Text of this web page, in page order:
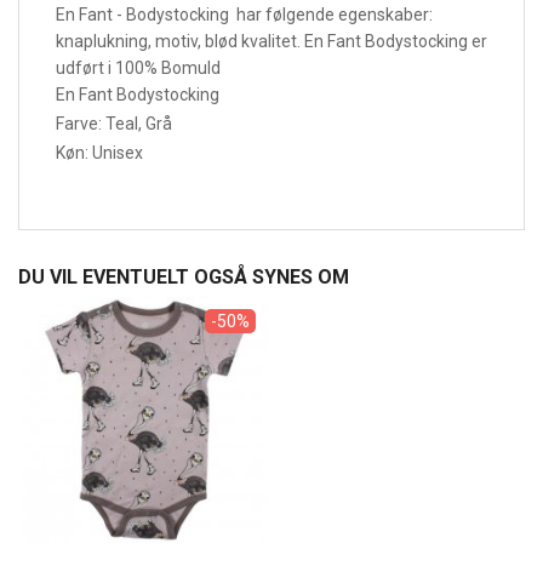
En Fant - Bodystocking har følgende egenskaber:
knaplukning, motiv, blød kvalitet. En Fant Bodystocking er
udført i 100% Bomuld
En Fant Bodystocking
Farve: Teal, Grå
Køn: Unisex
DU VIL EVENTUELT OGSÅ SYNES OM
-50%